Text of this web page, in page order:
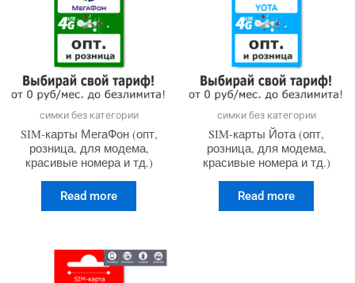
симки без категории
SIM-карты МегаФон (опт,
розница, для модема,
красивые номера и тд.)
Read more
симки без категории
SIM-карты Йота (опт,
розница, для модема,
красивые номера и тд.)
Read more